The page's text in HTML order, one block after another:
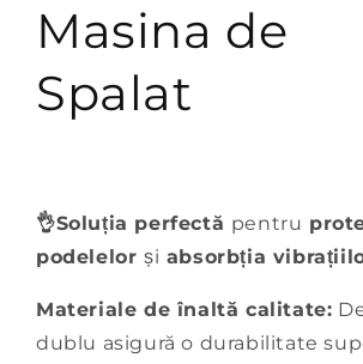
Masina de
Spalat
👌Soluția perfectă pentru
podelelor și absorbția
Materiale de înaltă calitate:
dublu asigură o durabilitate